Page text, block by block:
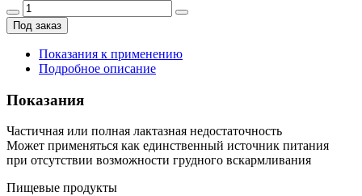
Под заказ
Показания к применению
Подробное описание
Показания
Частичная или полная лактазная недостаточность
Может применяться как единственный источник питания
при отсутствии возможности грудного вскармливания
Пищевые продукты